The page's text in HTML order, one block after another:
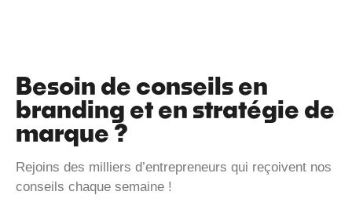
Besoin de conseils en
branding et en stratégie de
marque ?
Rejoins des milliers d’entrepreneurs qui reçoivent nos
conseils chaque semaine !